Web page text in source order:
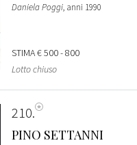
Daniela Poggi, anni 1990
STIMA€ 500 - 800
Lotto chiuso
210
PINO SETTANNI